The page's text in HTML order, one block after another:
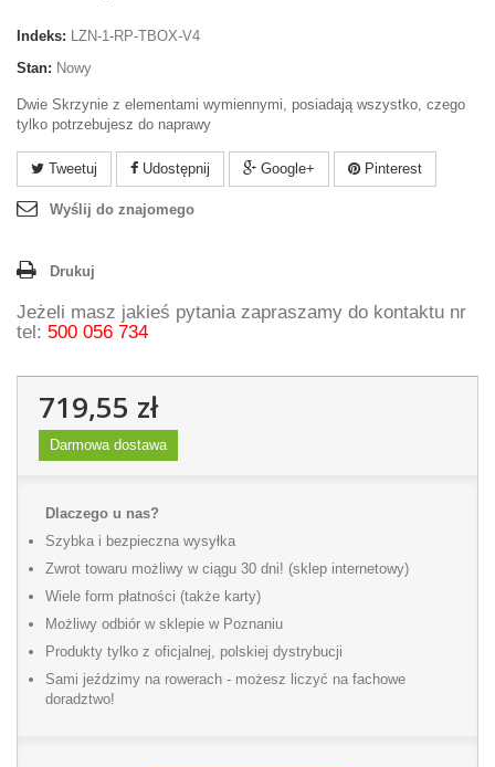
Indeks: LZN-1-RP-TBOX-V4
Stan: Nowy
Dwie Skrzynie z elementami wymiennymi, posiadają wszystko, czego
tylko potrzebujesz do naprawy
Tweetuj Udostępnij Google+ Pinterest
Wyślij do znajomego
Drukuj
Jeżeli masz jakieś pytania zapraszamy do kontaktu nr
tel: 500 056 734
719,55 zł
Darmowa dostawa
Dlaczego u nas?
Szybka i bezpieczna wysyłka
Zwrot towaru możliwy w ciągu 30 dni! (sklep internetowy)
Wiele form płatności (także karty)
Możliwy odbiór w sklepie w Poznaniu
Produkty tylko z oficjalnej, polskiej dystrybucji
Sami jeździmy na rowerach - możesz liczyć na fachowe
doradztwo!